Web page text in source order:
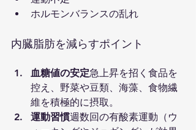
ホルモンバランスの乱れ
内臓脂肪を減らすポイント
血糖値の安定急上昇を招く食品を
控え、野菜や豆類、海藻、食物繊
維を積極的に摂取。
運動習慣週数回の有酸素運動（ウ